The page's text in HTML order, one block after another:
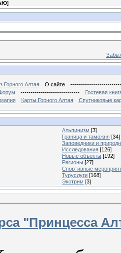
]
Горного Алтая О сайте
------------------------------
Гостевая
Карты Горного Алтая Спутниковые
Альпинизм [3]
Граница и таможня [34]
Заповедники и
Исследования [126]
Новые объекты [192]
Регионы [27]
Спортивные
Туруслуги [168]
Экстрим [3]
"Принцесса